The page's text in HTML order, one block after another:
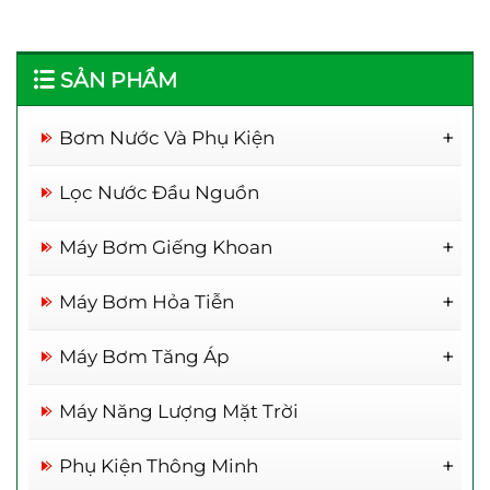
SẢN PHẨM
Bơm Nước Và Phụ Kiện
Rơ Le Thông Minh
Lọc Nước Đầu Nguồn
Máy Bơm Giếng Khoan
Máy Bơm 1 Đầu Inox
Máy Bơm Hai Đầu
Máy Bơm Hỏa Tiễn
Máy Bơm Hỏa Tiễn 2inch
Máy Bơm Hỏa Tiễn 4inch
Máy Bơm Tăng Áp
Máy Bơm Tăng Áp Adelino
Máy Năng Lượng Mặt Trời
Phụ Kiện Thông Minh
Máy bơm tăng áp điện